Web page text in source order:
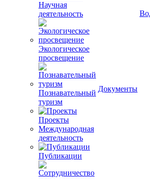
Научная
деятельность
Экологическое
просвещение
Познавательный
туризм
Проекты
Международная
деятельность
Публикации
Документы